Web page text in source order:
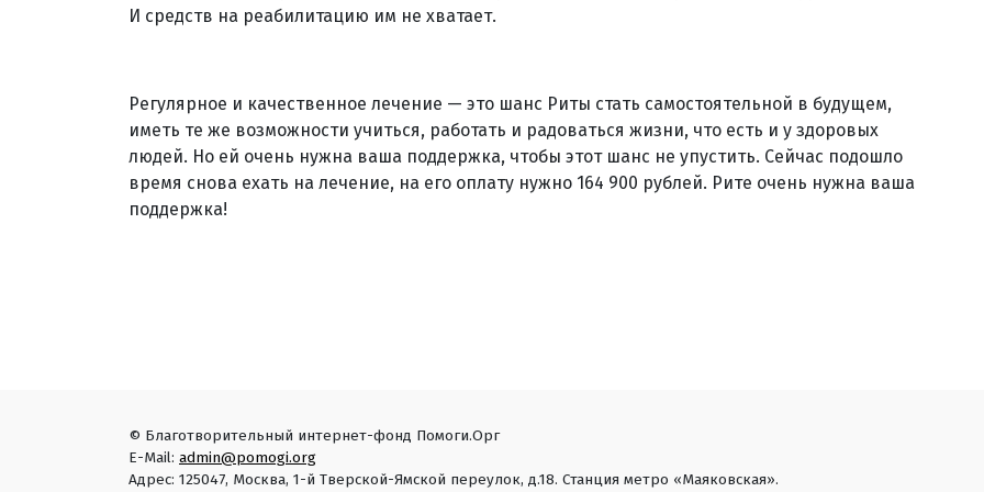
И средств на реабилитацию им не хватает.
Регулярное и качественное лечение — это шанс Риты стать самостоятельной в будущем,
иметь те же возможности учиться, работать и радоваться жизни, что есть и у здоровых
людей. Но ей очень нужна ваша поддержка, чтобы этот шанс не упустить. Сейчас подошло
время снова ехать на лечение, на его оплату нужно 164 900 рублей. Рите очень нужна ваша
поддержка!
© Благотворительный интернет-фонд Помоги.Орг
E-Mail: admin@pomogi.org
Адрес: 125047, Москва, 1-й Тверской-Ямской переулок, д.18. Станция метро «Маяковская».